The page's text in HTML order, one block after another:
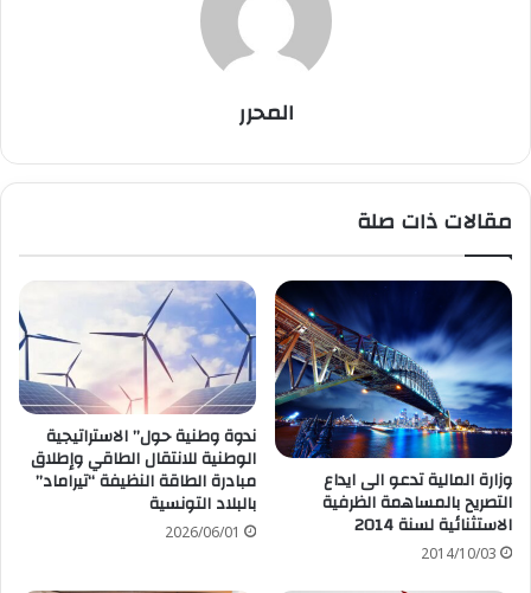
المحرر
مقالات ذات صلة
وزارة المالية تدعو الى ايداع
التصريح بالمساهمة الظرفية
الاستثنائية لسنة 2014
2014/10/03
ندوة وطنية حول” الاستراتيجية
الوطنية للانتقال الطاقي وإطلاق
مبادرة الطاقة النظيفة “تيراماد”
بالبلاد التونسية
2026/06/01